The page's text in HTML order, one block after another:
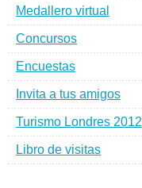
Medallero virtual
Concursos
Encuestas
Invita a tus amigos
Turismo Londres 2012
Libro de visitas